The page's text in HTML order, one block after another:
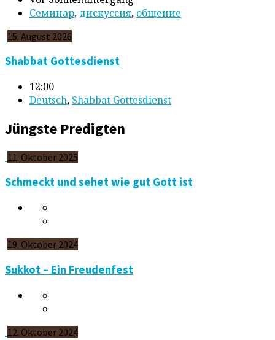
Cеминар, дискуссия, общение
15. August 2026
Shabbat Gottesdienst
12:00
Deutsch, Shabbat Gottesdienst
Jüngste Predigten
11. Oktober 2025
Schmeckt und sehet wie gut Gott ist
19. Oktober 2024
Sukkot – Ein Freudenfest
12. Oktober 2024